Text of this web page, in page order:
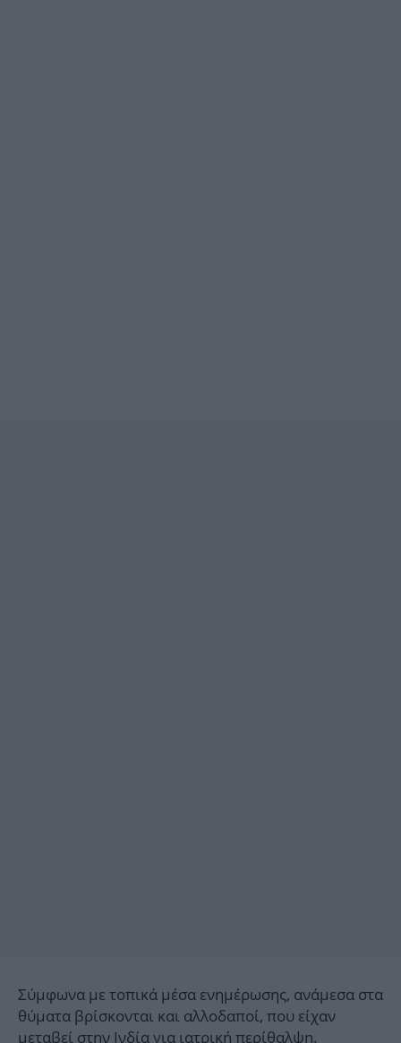
Σύμφωνα με τοπικά μέσα ενημέρωσης, ανάμεσα στα
θύματα βρίσκονται και αλλοδαποί, που είχαν
μεταβεί στην Ινδία για ιατρική περίθαλψη.